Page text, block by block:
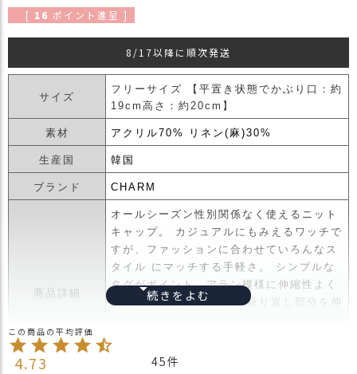
お
客
お
Instagram
Youtube
返
品
[ 16 ポイント進呈 ]
8/17以降に順次発送
サイズ
フリーサイズ 【平置き状態でかぶり口：約
19cm高さ：約20cm】
素材 アクリル70% リネン(麻)30%
生産国 韓国
ブランド CHARM
商品詳細
オールシーズン性別関係なく使えるニット
キャップ。 カジュアルにもみえるワッチで
すが、ファッションに合わせていろんなス
タイル にマッチする手軽さ。 シンプルな
タグがポイント。アラン模様に伸縮性よく
フィットするデザイン。 折り返し部分を伸
ュアルスタイルからキレイめスタイルまで
4.73 45